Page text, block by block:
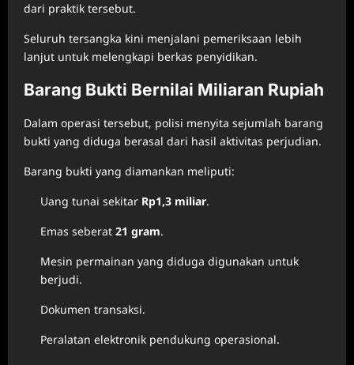
dari praktik tersebut.
Seluruh tersangka kini menjalani pemeriksaan lebih
lanjut untuk melengkapi berkas penyidikan.
Barang Bukti Bernilai Miliaran Rupiah
Dalam operasi tersebut, polisi menyita sejumlah barang
bukti yang diduga berasal dari hasil aktivitas perjudian.
Barang bukti yang diamankan meliputi:
Uang tunai sekitar Rp1,3 miliar.
Emas seberat 21 gram.
Mesin permainan yang diduga digunakan untuk
berjudi.
Dokumen transaksi.
Peralatan elektronik pendukung operasional.